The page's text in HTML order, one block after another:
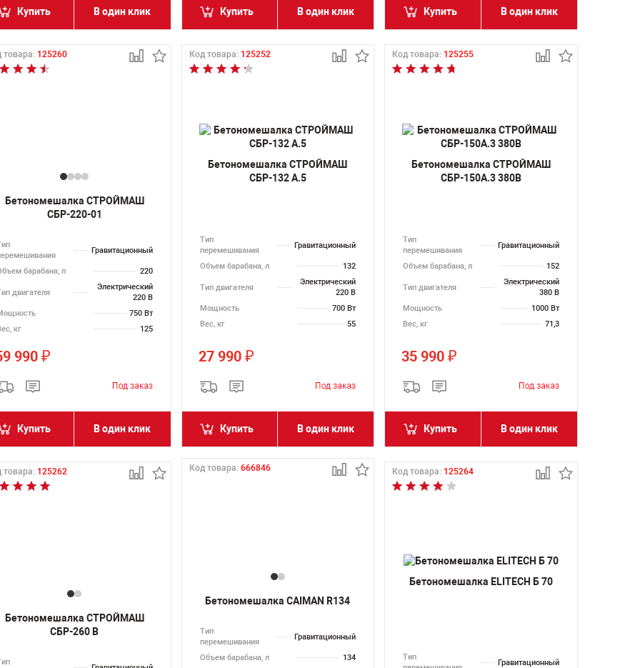
Купить В один клик Купить В один клик Купить В один клик
товара: 125260
Бетономешалка СТРОЙМАШ
СБР-220-01
Гравитационный
барабана, л 220
двигателя
Электрический
220 В
750 Вт
кг
125
990 ₽
Купить В один клик
Код товара: 125252
Бетономешалка СТРОЙМАШ
СБР-132 А.5
Тип
перемешивания
Гравитационный
Объем барабана, л 132
Тип двигателя
Электрический
220 В
Мощность
700 Вт
Вес, кг
55
27 990 ₽
Купить В один клик
Код товара: 125255
Бетономешалка СТРОЙМАШ
СБР-150А.3 380В
Тип
перемешивания
Гравитационный
Объем барабана, л 152
Тип двигателя
Электрический
380 В
Мощность
1000 Вт
Вес, кг
71,3
35 990₽
Купить В один клик
товара: 125262
Бетономешалка СТРОЙМАШ
СБР-260 В
Код товара: 666846
Бетономешалка CAIMAN R134
Тип
перемешивания
Гравитационный
Объем барабана, л 134
Код товара: 125264
Бетономешалка ELITECH Б 70
Тип
Гравитационный